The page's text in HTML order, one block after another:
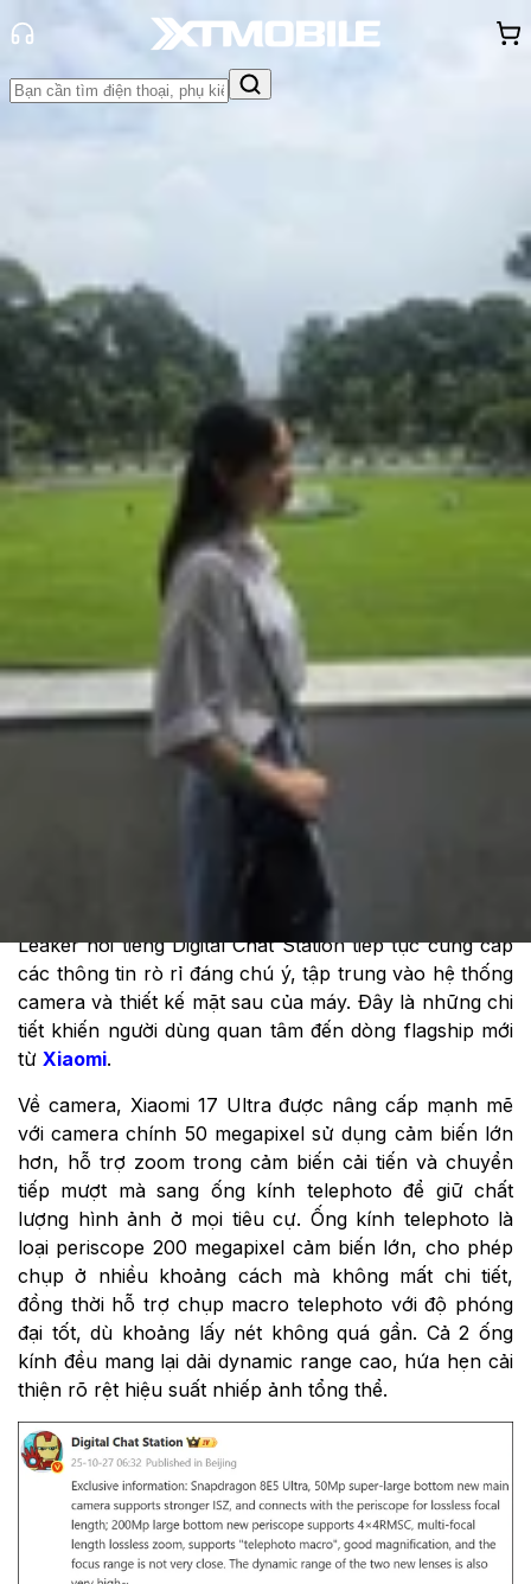
mãi
hàng - Sự kiện
Xiaomi 17 Ultra sẽ không có màn
hình phụ ở mặt sau
Hồng Huệ
Ngày đăng:28/10/2025
28/10/2025
Theo dõi XTMobile trên
Xiaomi đang phát triển mẫu Xiaomi 17 Ultra dành riêng
cho thị trường Trung Quốc, và nhiều nguồn tin cho
rằng thiết bị này có thể ra mắt trước cuối năm nay.
Leaker nổi tiếng Digital Chat Station tiếp tục cung cấp
các thông tin rò rỉ đáng chú ý, tập trung vào hệ thống
camera và thiết kế mặt sau của máy. Đây là những chi
tiết khiến người dùng quan tâm đến dòng flagship mới
từ Xiaomi.
Về camera, Xiaomi 17 Ultra được nâng cấp mạnh mẽ
với camera chính 50 megapixel sử dụng cảm biến lớn
hơn, hỗ trợ zoom trong cảm biến cải tiến và chuyển
tiếp mượt mà sang ống kính telephoto để giữ chất
lượng hình ảnh ở mọi tiêu cự. Ống kính telephoto là
loại periscope 200 megapixel cảm biến lớn, cho phép
chụp ở nhiều khoảng cách mà không mất chi tiết,
đồng thời hỗ trợ chụp macro telephoto với độ phóng
đại tốt, dù khoảng lấy nét không quá gần. Cả 2 ống
kính đều mang lại dải dynamic range cao, hứa hẹn cải
thiện rõ rệt hiệu suất nhiếp ảnh tổng thể.